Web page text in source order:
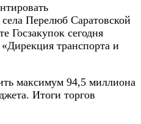
Перелюб Саратовской
Госзакупок сегодня
транспорта и
максимум 94,5 миллиона
Итоги торгов